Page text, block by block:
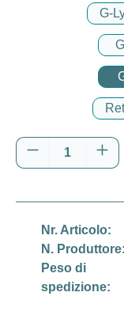
G-
Quantità del
Nr. Articolo:
N. Produttore:
Peso di
spedizione: